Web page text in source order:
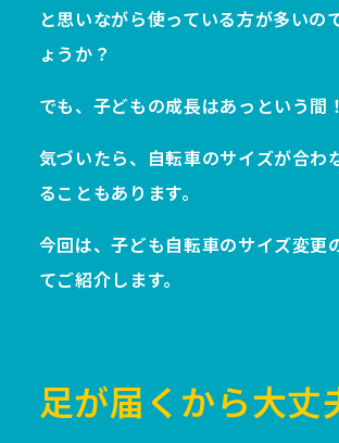
と思いながら使っている方が多いの
ょうか？
でも、子どもの成長はあっという間！
気づいたら、自転車のサイズが合わ
ることもあります。
今回は、子ども自転車のサイズ変更
てご紹介します。
足が届くから大丈